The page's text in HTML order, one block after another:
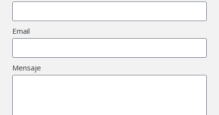
Email
Mensaje